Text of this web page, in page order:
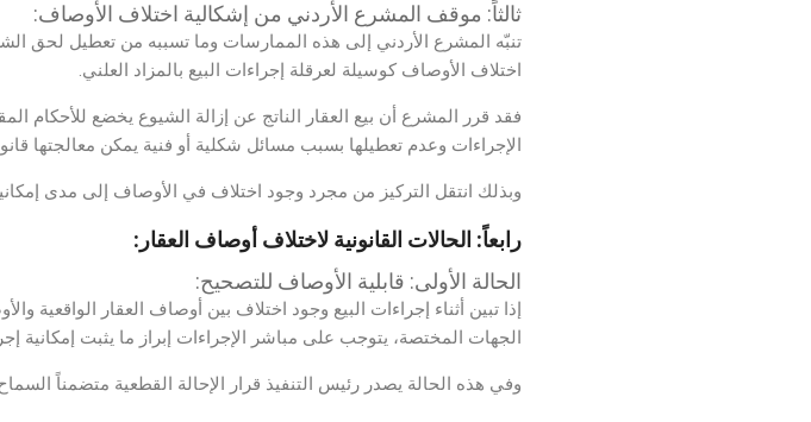
ثالثاً: موقف المشرع الأردني من إشكالية اختلاف الأوصاف:
تنبّه المشرع الأردني إلى هذه الممارسات وما تسببه من تعطيل لحق
اختلاف الأوصاف كوسيلة لعرقلة إجراءات البيع بالمزاد العلني.
فقد قرر المشرع أن بيع العقار الناتج عن إزالة الشيوع يخضع للأحكام
الإجراءات وعدم تعطيلها بسبب مسائل شكلية أو فنية يمكن معالجتها
وبذلك انتقل التركيز من مجرد وجود اختلاف في الأوصاف إلى مدى
رابعاً: الحالات القانونية لاختلاف أوصاف العقار:
الحالة الأولى: قابلية الأوصاف للتصحيح:
إذا تبين أثناء إجراءات البيع وجود اختلاف بين أوصاف العقار الواقعية
الجهات المختصة، يتوجب على مباشر الإجراءات إبراز ما يثبت إمكانية
وفي هذه الحالة يصدر رئيس التنفيذ قرار الإحالة القطعية متضمناً